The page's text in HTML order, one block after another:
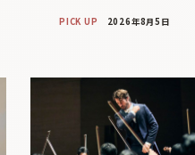
PICK UP 2026年8月5日